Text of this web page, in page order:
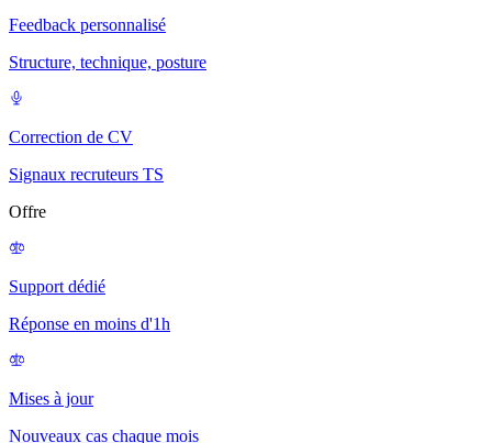
Feedback personnalisé
Structure, technique, posture
Correction de CV
Signaux recruteurs TS
Offre
Support dédié
Réponse en moins d'1h
Mises à jour
Nouveaux cas chaque mois